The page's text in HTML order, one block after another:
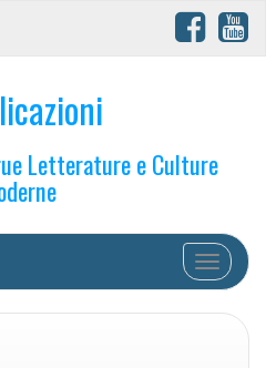
Letterature e Culture
Toggle